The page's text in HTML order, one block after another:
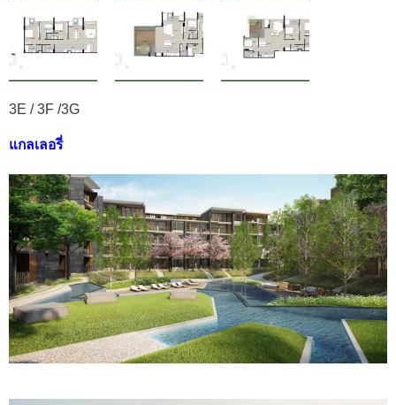
3E / 3F /3G
แกลเลอรี่